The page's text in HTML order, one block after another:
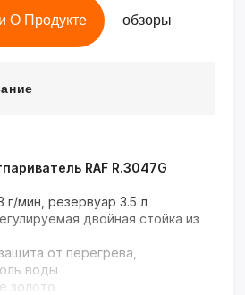
О Продукте обзоры
RAF R.3047G
г/мин, резервуар 3.5 л
двойная стойка из
от перегрева,
воды
золото